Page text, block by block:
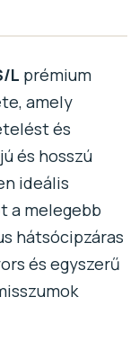
L prémium
amely
és
és hosszú
ideális
a melegebb
hátsócipzáras
és egyszerű